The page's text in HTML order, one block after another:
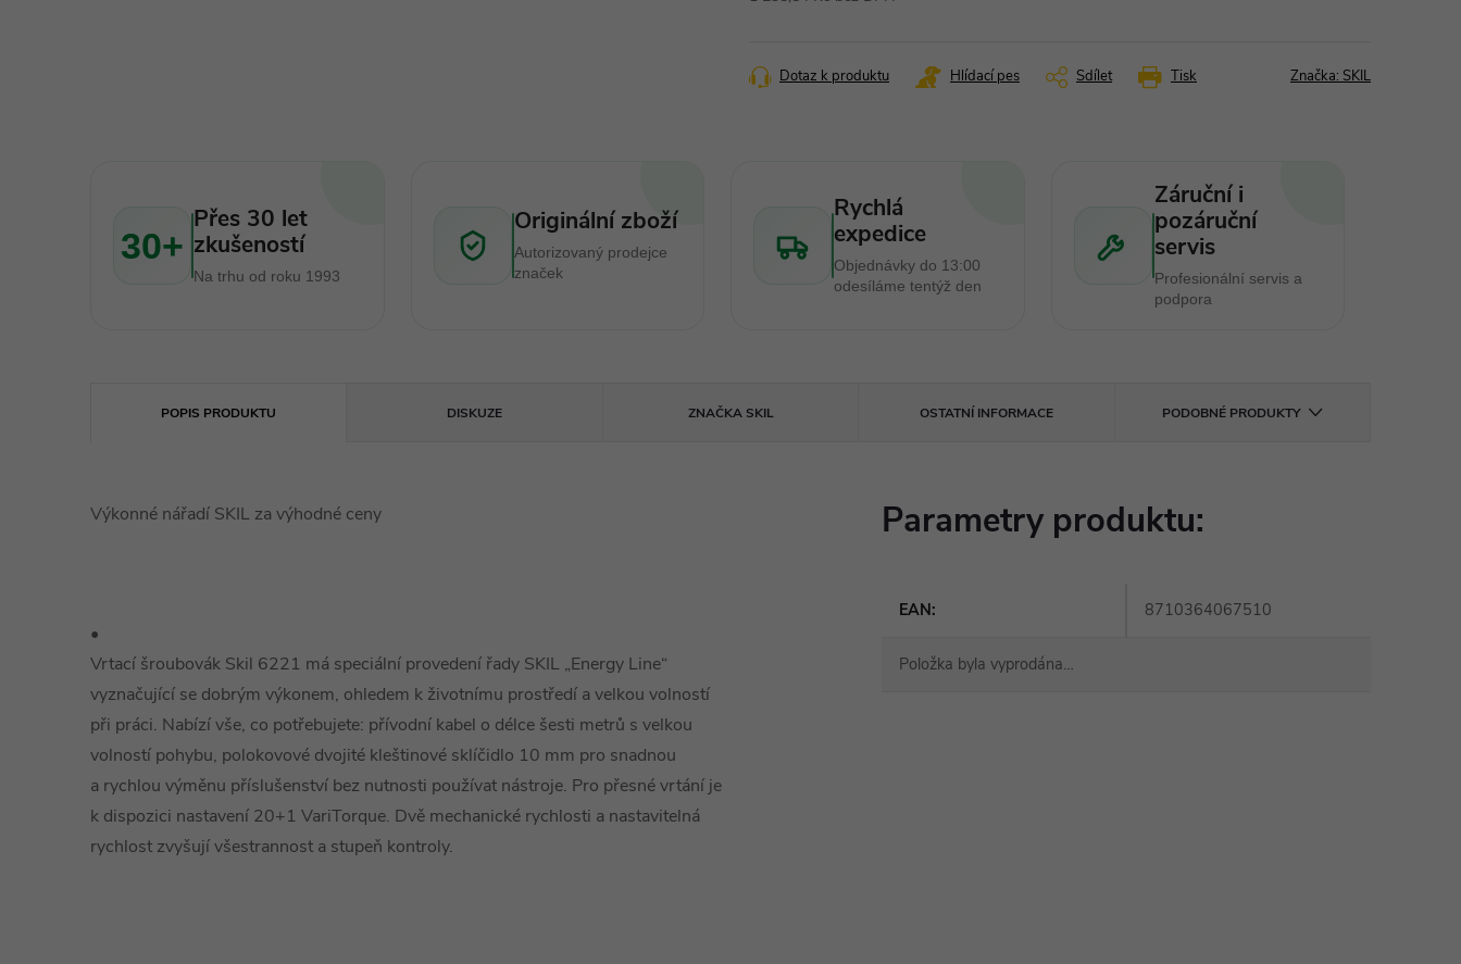
Tisk
Dotaz k produktu Hlídací pes Sdílet Značka: SKIL
30+
Přes 30 let
zkušeností
Na trhu od roku 1993
Originální zboží
Autorizovaný prodejce
značek
Rychlá
expedice
Objednávky do 13:00
odesíláme tentýž den
Záruční i
pozáruční
servis
Profesionální servis a
podpora
POPIS PRODUKTU DISKUZE ZNAČKASKIL OSTATNÍ INFORMACE PODOBNÉ PRODUKTY
Výkonné nářadí SKIL za výhodné ceny
•
Vrtací šroubovák Skil 6221 má speciální provedení řady SKIL „Energy Line“
vyznačující se dobrým výkonem, ohledem k životnímu prostředí a velkou volností
při práci. Nabízí vše, co potřebujete: přívodní kabel o délce šesti metrů s velkou
volností pohybu, polokovové dvojité kleštinové sklíčidlo 10 mm pro snadnou
a rychlou výměnu příslušenství bez nutnosti používat nástroje. Pro přesné vrtání je
k dispozici nastavení 20+1 VariTorque. Dvě mechanické rychlosti a nastavitelná
rychlost zvyšují všestrannost a stupeň kontroly.
Parametry produktu:
EAN: 8710364067510
Položka byla vyprodána…